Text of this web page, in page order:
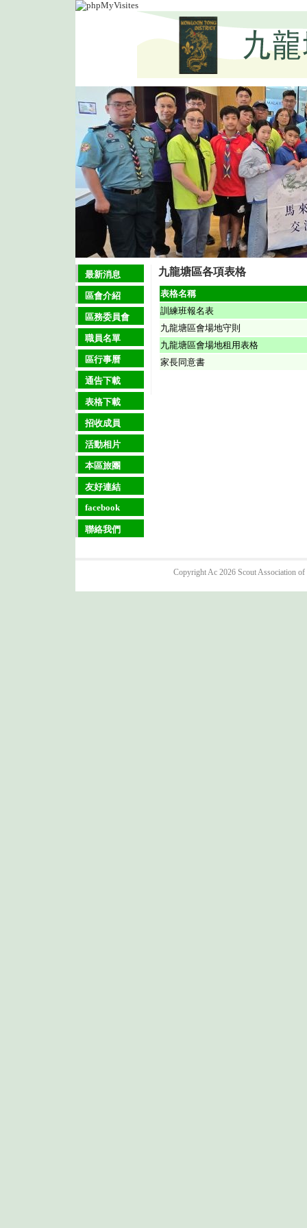
最新消息
區會介紹
區務委員會
職員名單
區行事曆
通告下載
表格下載
招收成員
活動相片
本區旅團
友好連結
facebook
聯絡我們
九龍塘區各項表格
表格名稱
訓練班報名表
九龍塘區會場地守則
九龍塘區會場地租用表格
家長同意書
Copyright Ac 2026 Scout Association